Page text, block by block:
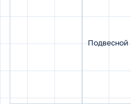
Подвесной